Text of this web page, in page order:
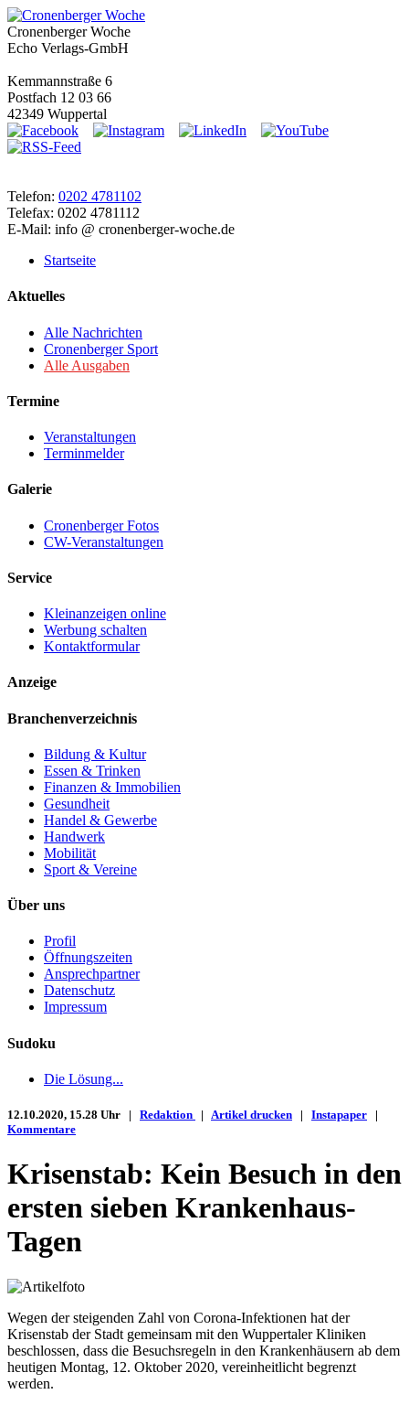
Cronenberger Woche
Echo Verlags-GmbH
Kemmannstraße 6
Postfach 12 03 66
42349 Wuppertal
Telefon: 0202 4781102
Telefax: 0202 4781112
E-Mail: info @ cronenberger-woche.de
Startseite
Aktuelles
Alle Nachrichten
Cronenberger Sport
Alle Ausgaben
Termine
Veranstaltungen
Terminmelder
Galerie
Cronenberger Fotos
CW-Veranstaltungen
Service
Kleinanzeigen online
Werbung schalten
Kontaktformular
Anzeige
Branchenverzeichnis
Bildung & Kultur
Essen & Trinken
Finanzen & Immobilien
Gesundheit
Handel & Gewerbe
Handwerk
Mobilität
Sport & Vereine
Über uns
Profil
Öffnungszeiten
Ansprechpartner
Datenschutz
Impressum
Sudoku
Die Lösung...
12.10.2020, 15.28 Uhr | Redaktion | Artikel drucken | Instapaper |
Kommentare
Krisenstab: Kein Besuch in den
ersten sieben Krankenhaus-
Tagen
Wegen der steigenden Zahl von Corona-Infektionen hat der
Krisenstab der Stadt gemeinsam mit den Wuppertaler Kliniken
beschlossen, dass die Besuchsregeln in den Krankenhäusern ab dem
heutigen Montag, 12. Oktober 2020, vereinheitlicht begrenzt
werden.